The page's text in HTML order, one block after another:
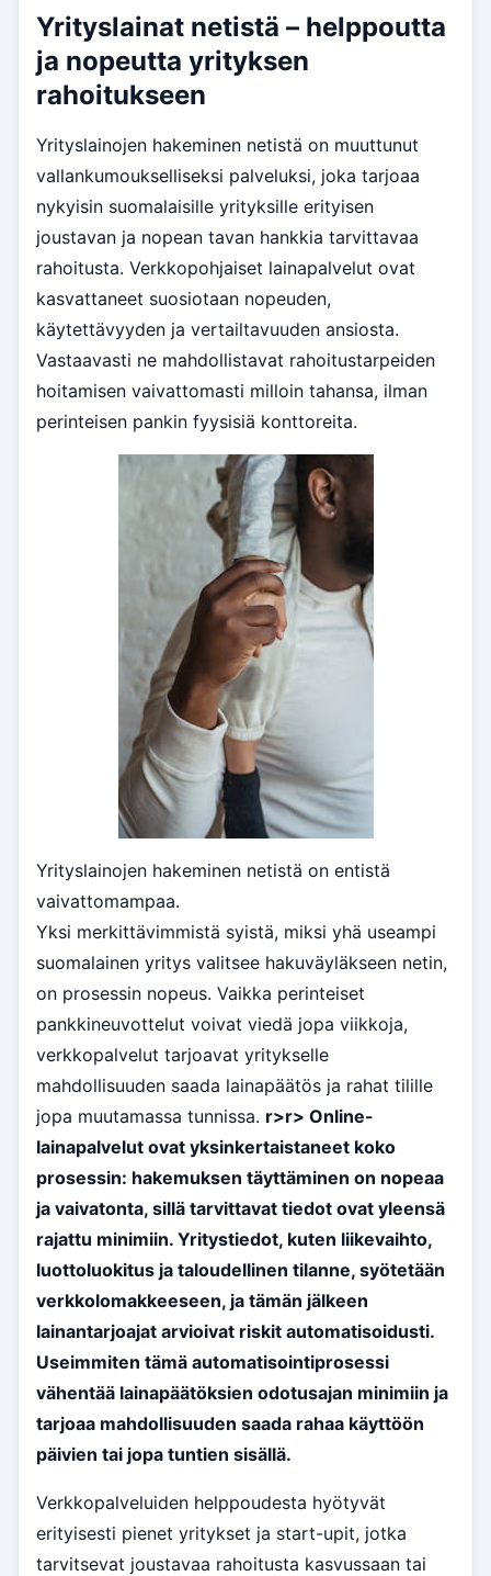
Yrityslainat netistä – helppoutta
ja nopeutta yrityksen
rahoitukseen
Yrityslainojen hakeminen netistä on muuttunut
vallankumoukselliseksi palveluksi, joka tarjoaa
nykyisin suomalaisille yrityksille erityisen
joustavan ja nopean tavan hankkia tarvittavaa
rahoitusta. Verkkopohjaiset lainapalvelut ovat
kasvattaneet suosiotaan nopeuden,
käytettävyyden ja vertailtavuuden ansiosta.
Vastaavasti ne mahdollistavat rahoitustarpeiden
hoitamisen vaivattomasti milloin tahansa, ilman
perinteisen pankin fyysisiä konttoreita.
Yrityslainojen hakeminen netistä on entistä
vaivattomampaa.
Yksi merkittävimmistä syistä, miksi yhä useampi
suomalainen yritys valitsee hakuväyläkseen netin,
on prosessin nopeus. Vaikka perinteiset
pankkineuvottelut voivat viedä jopa viikkoja,
verkkopalvelut tarjoavat yritykselle
mahdollisuuden saada lainapäätös ja rahat tilille
jopa muutamassa tunnissa. r>r> Online-
lainapalvelut ovat yksinkertaistaneet koko
prosessin: hakemuksen täyttäminen on nopeaa
ja vaivatonta, sillä tarvittavat tiedot ovat yleensä
rajattu minimiin. Yritystiedot, kuten liikevaihto,
luottoluokitus ja taloudellinen tilanne, syötetään
verkkolomakkeeseen, ja tämän jälkeen
lainantarjoajat arvioivat riskit automatisoidusti.
Useimmiten tämä automatisointiprosessi
vähentää lainapäätöksien odotusajan minimiin ja
tarjoaa mahdollisuuden saada rahaa käyttöön
päivien tai jopa tuntien sisällä.
Verkkopalveluiden helppoudesta hyötyvät
erityisesti pienet yritykset ja start-upit, jotka
tarvitsevat joustavaa rahoitusta kasvussaan tai